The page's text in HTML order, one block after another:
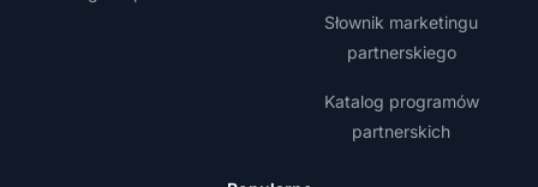
Słownik marketingu
partnerskiego
Katalog programów
partnerskich